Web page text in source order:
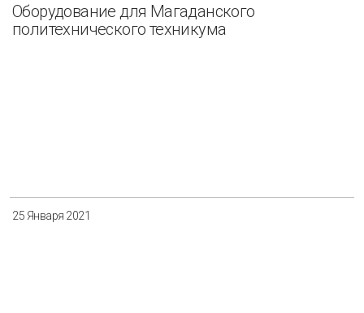
Оборудование для Магаданского
политехнического техникума
25 Января 2021